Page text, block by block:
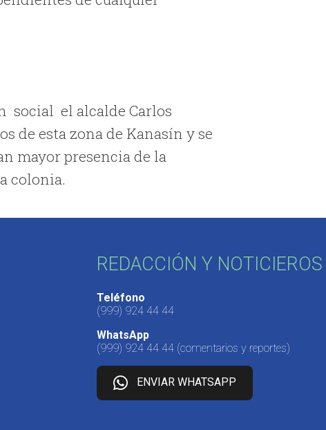
social el alcalde Carlos
de esta zona de Kanasín y se
mayor presencia de la
colonia.
REDACCIÓN Y NOTICIEROS
Teléfono
(999) 924 44 44
WhatsApp
(999) 924 44 44 (comentarios y reportes)
ENVIAR WHATSAPP